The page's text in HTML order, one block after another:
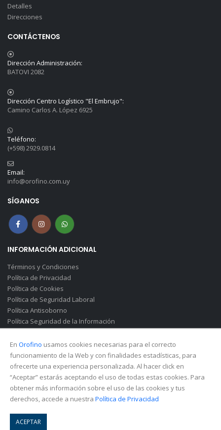
Detalles
Direcciones
CONTÁCTENOS
Dirección Administración:
BATOVI 2082
Dirección Centro Logístico "El Embrujo":
Camino Carlos A. López 6925
Teléfono:
(+598) 2929.0814
Email:
info@orofino.com.uy
SÍGANOS
INFORMACIÓN ADICIONAL
Términos y Condiciones
Política de Privacidad
Política de Cookies
Política de Seguridad Laboral
Política Antisoborno
Política Seguridad de la Información
© Copyright 2026. All Rights Reserved.
En Orofino usamos cookies necesarias para el correcto
funcionamiento de la Web y con finalidades estadísticas, para
ofrecerte una experiencia personalizada. Al hacer click en
“Aceptar” estarás aceptando el uso de todas estas cookies. Para
obtener más información sobre el uso de las cookies y tus
derechos, accede a nuestra Política de Privacidad
ACEPTAR